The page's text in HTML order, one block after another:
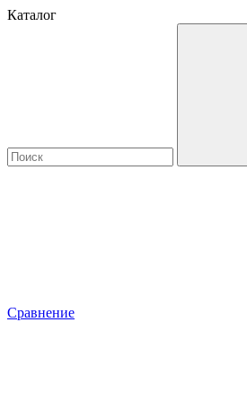
Каталог
Сравнение